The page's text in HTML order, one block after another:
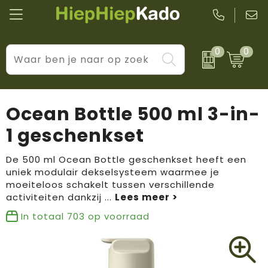
0 0
Kantoor & schrijfwaren
Wellness & verzorging
Tassen & reizen
Huis, tuin & keuken
Kleding & accessoires
Levensstijl
Prijs & impact
BIC
Brandflavours
Camelbak
Ocean Bottle 500 ml 3-in-
1 geschenkset
De 500 ml Ocean Bottle geschenkset heeft een
uniek modulair dekselsysteem waarmee je
moeiteloos schakelt tussen verschillende
activiteiten dankzij ...
In totaal 703 op voorraad